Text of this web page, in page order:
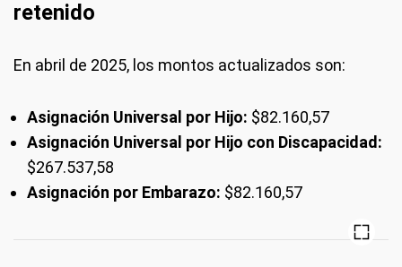
retenido
En abril de 2025, los montos actualizados son:
Asignación Universal por Hijo: $82.160,57
Asignación Universal por Hijo con Discapacidad:
$267.537,58
Asignación por Embarazo: $82.160,57